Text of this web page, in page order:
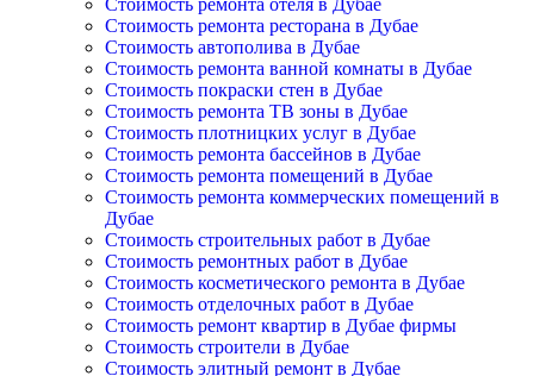
Стоимость ремонта отеля в Дубае
Стоимость ремонта ресторана в Дубае
Стоимость автополива в Дубае
Стоимость ремонта ванной комнаты в Дубае
Стоимость покраски стен в Дубае
Стоимость ремонта ТВ зоны в Дубае
Стоимость плотницких услуг в Дубае
Стоимость ремонта бассейнов в Дубае
Стоимость ремонта помещений в Дубае
Стоимость ремонта коммерческих помещений в
Дубае
Стоимость строительных работ в Дубае
Стоимость ремонтных работ в Дубае
Стоимость косметического ремонта в Дубае
Стоимость отделочных работ в Дубае
Стоимость ремонт квартир в Дубае фирмы
Стоимость строители в Дубае
Стоимость элитный ремонт в Дубае